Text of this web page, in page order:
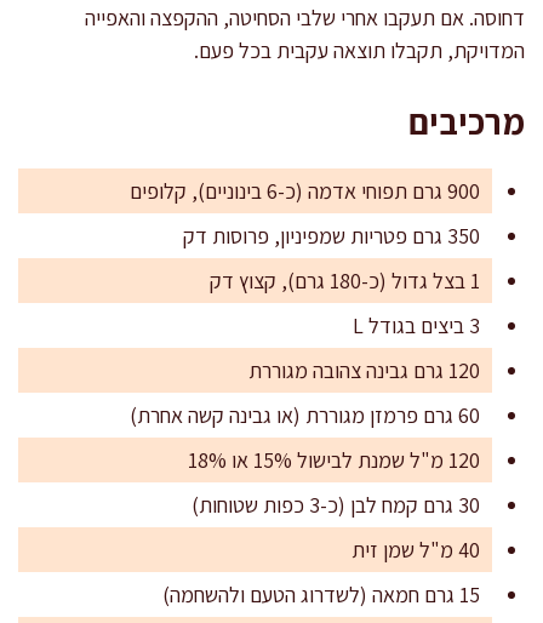
דחוסה. אם תעקבו אחרי שלבי הסחיטה, ההקפצה והאפייה
המדויקת, תקבלו תוצאה עקבית בכל פעם.
מרכיבים
900 גרם תפוחי אדמה (כ-6 בינוניים), קלופים
350 גרם פטריות שמפיניון, פרוסות דק
1 בצל גדול (כ-180 גרם), קצוץ דק
3 ביצים בגודל L
120 גרם גבינה צהובה מגוררת
60 גרם פרמזן מגוררת (או גבינה קשה אחרת)
120 מ"ל שמנת לבישול 15% או 18%
30 גרם קמח לבן (כ-3 כפות שטוחות)
40 מ"ל שמן זית
15 גרם חמאה (לשדרוג הטעם ולהשחמה)